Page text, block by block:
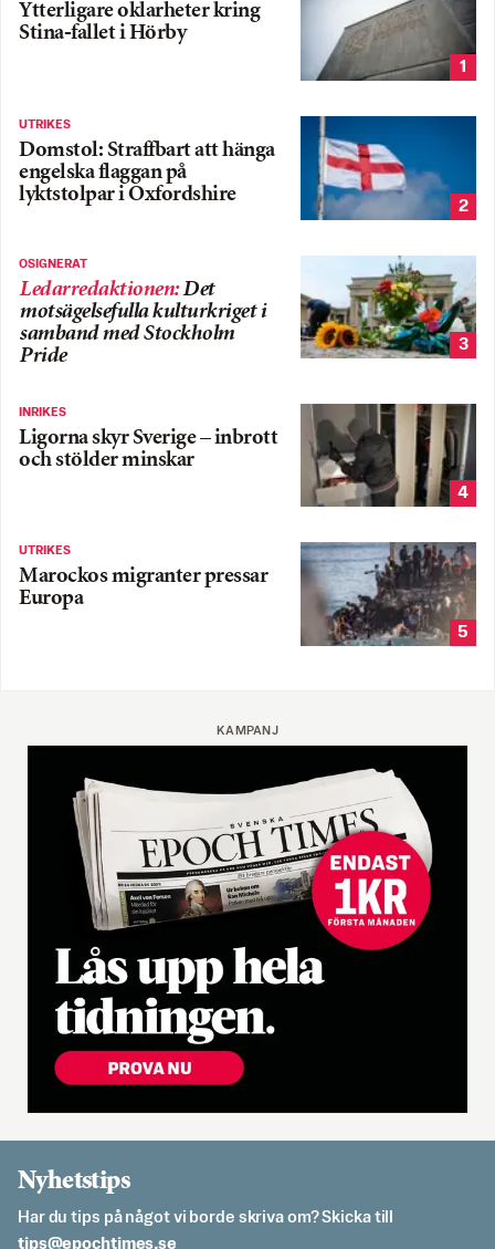
Ytterligare oklarheter kring
Stina-fallet i Hörby
1
UTRIKES
Domstol: Straffbart att hänga
engelska flaggan på
lyktstolpar i Oxfordshire
2
OSIGNERAT
Ledarredaktionen:Det
motsägelsefulla kulturkriget i
samband med Stockholm
Pride
3
INRIKES
Ligorna skyr Sverige – inbrott
och stölder minskar
4
UTRIKES
Marockos migranter pressar
Europa
5
KAMPANJ
Nyhetstips
Har du tips på något vi borde skriva om? Skicka till
es.semithcope@spit